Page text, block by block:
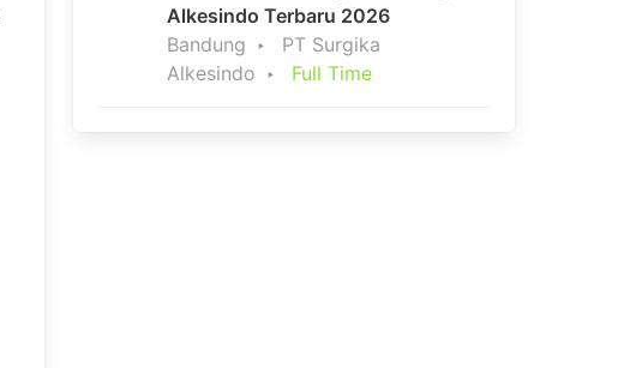
Alkesindo Terbaru 2026
Bandung
PT Surgika
Alkesindo
Full Time